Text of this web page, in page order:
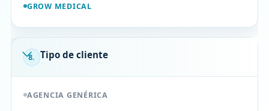
GROW MEDICAL
8. Tipo de cliente
AGENCIA GENÉRICA